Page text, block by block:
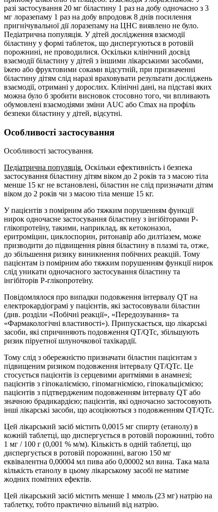
разі застосування 20 мг біластину 1 раз на добу одночасно з 3
мг лоразепаму 1 раз на добу впродовж 8 днів посилення
пригнічувальної дії лоразепаму на ЦНС виявлено не було.
Педіатрична популяція. У дітей дослідження взаємодії
біластину у формі таблеток, що диспергуються в ротовій
порожнині, не проводилися. Оскільки клінічний досвід
взаємодії біластину у дітей з іншими лікарськими засобами,
їжею або фруктовими соками відсутній, при призначенні
біластину дітям слід наразі враховувати результати досліджень
взаємодії, отримані у дорослих. Клінічні дані, на підставі яких
можна було б зробити висновок стосовно того, чи впливають
обумовлені взаємодіями зміни AUC або Cmax на профіль
безпеки біластину у дітей, відсутні.
Особливості застосування
Особливості застосування.
Педіатрична популяція. Оскільки ефективність і безпека
застосування біластину дітям віком до 2 років та з масою тіла
менше 15 кг не встановлені, біластин не слід призначати дітям
віком до 2 років чи з масою тіла менше 15 кг.
У пацієнтів з помірним або тяжким порушенням функції
нирок одночасне застосування біластину з інгібіторами P-
глікопротеїну, такими, наприклад, як кетоконазол,
еритроміцин, циклоспорин, ритонавір або дилтіазем, може
призводити до підвищення рівня біластину в плазмі та, отже,
до збільшення ризику виникнення побічних реакцій. Тому
пацієнтам із помірним або тяжким порушенням функції нирок
слід уникати одночасного застосування біластину та
інгібіторів P-глікопротеїну.
Повідомлялося про випадки подовження інтервалу QT на
електрокардіограмі у пацієнтів, які застосовували біластин
(див. розділи «Побічні реакції», «Передозування» та
«Фармакологічні властивості»). Припускається, що лікарські
засоби, які спричиняють подовження QT/QTc, збільшують
ризик піруетної шлуночкової тахікардії.
Тому слід з обережністю призначати біластин пацієнтам з
підвищеним ризиком подовження інтервалу QT/QTc. Це
стосується пацієнтів із серцевими аритміями в анамнезі;
пацієнтів з гіпокаліємією, гіпомагніємією, гіпокальціємією;
пацієнтів з підтвердженим подовженням інтервалу QT або
значною брадикардією; пацієнтів, які одночасно застосовують
інші лікарські засоби, що асоціюються з подовженням QT/QTc.
Цей лікарський засіб містить 0,0015 мг спирту (етанолу) в
кожній таблетці, що диспергується в ротовій порожнині, тобто
1 мг / 100 г (0,001 % м/м). Кількість в одній таблетці, що
диспергується в ротовій порожнині, вагою 150 мг
еквівалентна 0,00004 мл пива або 0,00002 мл вина. Така мала
кількість етанолу в цьому лікарському засобі не матиме
жодних помітних ефектів.
Цей лікарський засіб містить менше 1 ммоль (23 мг) натрію на
таблетку, тобто практично вільний від натрію.